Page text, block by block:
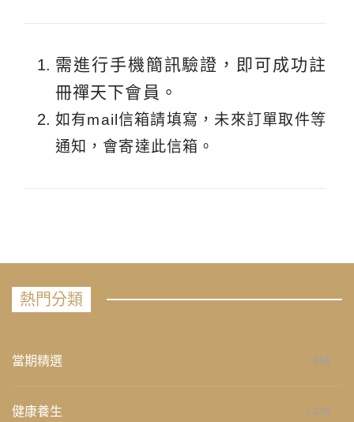
需進行手機簡訊驗證，即可成功註
冊禪天下會員。
如有mail信箱請填寫，未來訂單取件等
通知，會寄達此信箱。
熱門分類
當期精選 658
健康養生 276